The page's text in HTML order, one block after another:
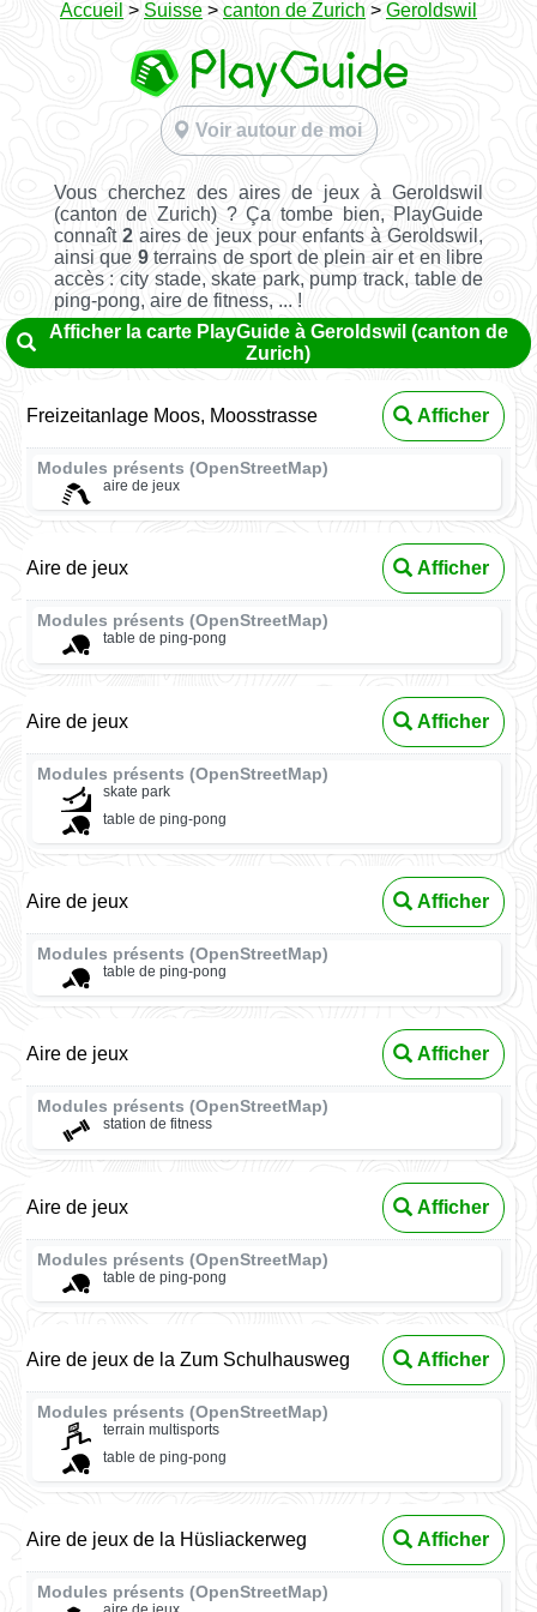
Accueil > Suisse > canton de Zurich > Geroldswil
Voir autour de moi
Vous cherchez des aires de jeux à Geroldswil
(canton de Zurich) ? Ça tombe bien, PlayGuide
connaît 2aires de jeux pour enfants à Geroldswil,
ainsi que 9terrains de sport de plein air et en libre
accès : city stade, skate park, pump track, table de
ping-pong, aire de fitness, ... !
Afficher la carte PlayGuide à Geroldswil (canton de
Zurich)
Freizeitanlage Moos, Moosstrasse Afficher
Modules présents (OpenStreetMap)
aire de jeux
Aire de jeux Afficher
Modules présents (OpenStreetMap)
table de ping-pong
Aire de jeux Afficher
Modules présents (OpenStreetMap)
skate park
table de ping-pong
Aire de jeux Afficher
Modules présents (OpenStreetMap)
table de ping-pong
Aire de jeux Afficher
Modules présents (OpenStreetMap)
station de fitness
Aire de jeux Afficher
Modules présents (OpenStreetMap)
table de ping-pong
Aire de jeux de la Zum Schulhausweg Afficher
Modules présents (OpenStreetMap)
terrain multisports
table de ping-pong
Aire de jeux de la Hüsliackerweg Afficher
Modules présents (OpenStreetMap)